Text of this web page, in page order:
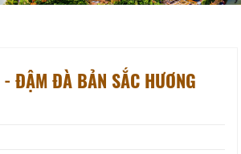
- ĐẬM ĐÀ BẢN SẮC HƯƠNG